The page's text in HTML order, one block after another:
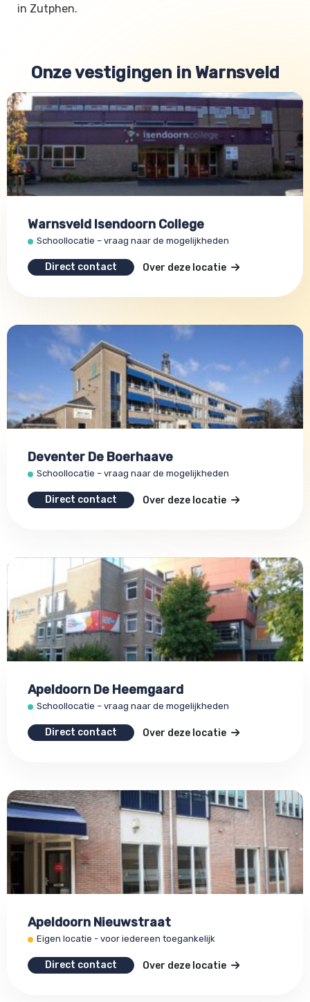
in Zutphen.
Onze vestigingen in Warnsveld
Warnsveld Isendoorn College
Schoollocatie – vraag naar de mogelijkheden
Direct contact Over deze locatie
Deventer De Boerhaave
Schoollocatie – vraag naar de mogelijkheden
Direct contact Over deze locatie
Apeldoorn De Heemgaard
Schoollocatie – vraag naar de mogelijkheden
Direct contact Over deze locatie
Apeldoorn Nieuwstraat
Eigen locatie - voor iedereen toegankelijk
Direct contact Over deze locatie